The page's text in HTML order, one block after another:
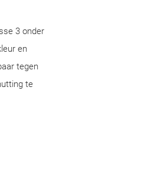
3 onder
en
tegen
te